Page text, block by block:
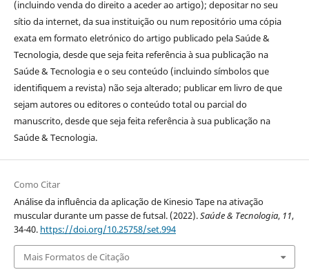
(incluindo venda do direito a aceder ao artigo); depositar no seu
sítio da internet, da sua instituição ou num repositório uma cópia
exata em formato eletrónico do artigo publicado pela Saúde &
Tecnologia, desde que seja feita referência à sua publicação na
Saúde & Tecnologia e o seu conteúdo (incluindo símbolos que
identifiquem a revista) não seja alterado; publicar em livro de que
sejam autores ou editores o conteúdo total ou parcial do
manuscrito, desde que seja feita referência à sua publicação na
Saúde & Tecnologia.
Como Citar
Análise da influência da aplicação de Kinesio Tape na ativação
muscular durante um passe de futsal. (2022).Saúde & Tecnologia, 11,
34-40. https://doi.org/10.25758/set.994
Mais Formatos de Citação